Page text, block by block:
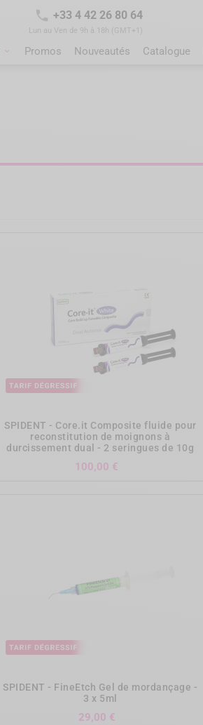
 +33 4 42 26 80 64
Lun au Ven de 9h à 18h (GMT+1)
Promos Nouveautés Catalogue
SPIDENT - Core.it Composite fluide pour
reconstitution de moignons à
durcissement dual - 2 seringues de 10g
100,00 €
SPIDENT - FineEtch Gel de mordançage -
3 x 5ml
29,00 €